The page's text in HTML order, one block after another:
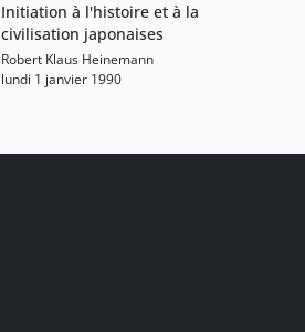
Initiation à l'histoire et à la
civilisation japonaises
Robert Klaus Heinemann
lundi 1 janvier 1990